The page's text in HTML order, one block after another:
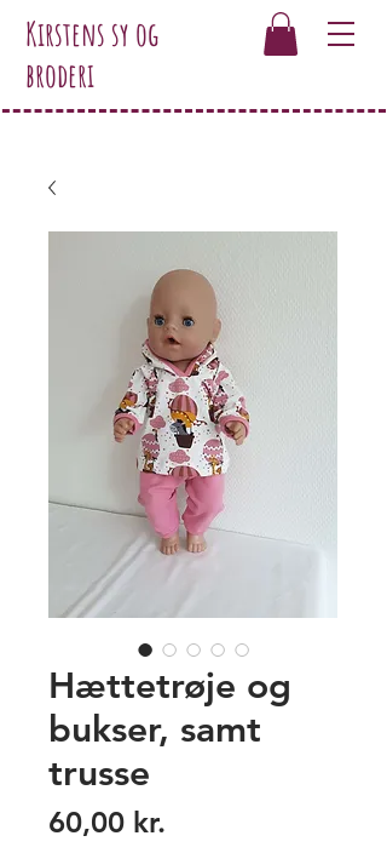
Kirstens sy og
broderi
Hættetrøje og
bukser, samt
trusse
60,00 kr.